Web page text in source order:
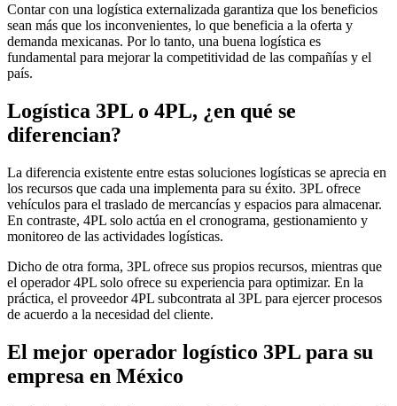
Contar con una logística externalizada garantiza que los beneficios
sean más que los inconvenientes, lo que beneficia a la oferta y
demanda mexicanas. Por lo tanto, una buena logística es
fundamental para mejorar la competitividad de las compañías y el
país.
Logística 3PL o 4PL, ¿en qué se
diferencian?
La diferencia existente entre estas soluciones logísticas se aprecia en
los recursos que cada una implementa para su éxito. 3PL ofrece
vehículos para el traslado de mercancías y espacios para almacenar.
En contraste, 4PL solo actúa en el cronograma, gestionamiento y
monitoreo de las actividades logísticas.
Dicho de otra forma, 3PL ofrece sus propios recursos, mientras que
el operador 4PL solo ofrece su experiencia para optimizar. En la
práctica, el proveedor 4PL subcontrata al 3PL para ejercer procesos
de acuerdo a la necesidad del cliente.
El mejor operador logístico 3PL para su
empresa en México